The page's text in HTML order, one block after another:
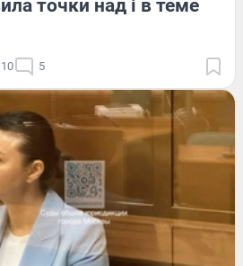
точки над i в теме
5